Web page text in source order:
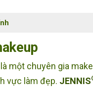
là một chuyên gia
vực làm đẹp. JENNIS